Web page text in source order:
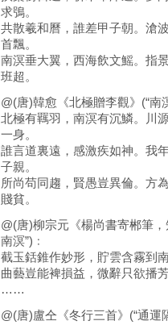
求鴞。
共散羲和曆，誰差甲子朝。滄
首飄。
南溟垂大翼，西海飲文鰩。指
班超。
@(唐)韓愈《北極贈李觀》(“南
北極有羈羽，南溟有沉鱗。川
一身。
誰言道裏遠，感激疾如神。我
子親。
所尚苟同趨，賢愚豈異倫。方
賤貧。
@(唐)柳宗元《楊尚書寄郴筆
南溟”)﹕
截玉銛錐作妙形，貯雲含霧到
曲藝豈能裨損益，微辭只欲播
……
@(唐)盧仝《冬行三首》(“通運